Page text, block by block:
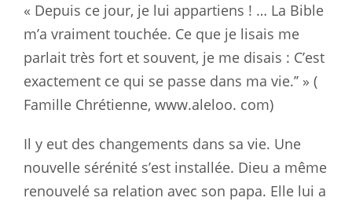
« Depuis ce jour, je lui appartiens ! … La Bible
m’a vraiment touchée. Ce que je lisais me
parlait très fort et souvent, je me disais : C’est
exactement ce qui se passe dans ma vie.’’ » (
Famille Chrétienne, www.aleloo. com)
Il y eut des changements dans sa vie. Une
nouvelle sérénité s’est installée. Dieu a même
renouvelé sa relation avec son papa. Elle lui a